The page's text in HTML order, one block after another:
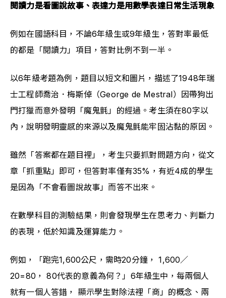
閱讀力是看圖說故事、表達力是用數學表達日常生活現象
例如在國語科目，不論6年級生或9年級生，答對率最低
的都是「閱讀力」項目，答對比例不到一半。
以6年級考題為例，題目以短文和圖片，描述了1948年瑞
士工程師喬治．梅斯倬（George de Mestral）因帶狗出
門打獵而意外發明「魔鬼氈」的經過。考生須在80字以
內，說明發明靈感的來源以及魔鬼氈能牢固沾黏的原因。
雖然「答案都在題目裡」，考生只要抓對問題方向，從文
章「抓重點」即可，但答對率僅有35%，有近4成的學生
是因為「不會看圖說故事」而答不出來。
在數學科目的測驗結果，則會發現學生在思考力、判斷力
的表現，低於知識及運算能力。
例如，「跑完1,600公尺，需時20分鐘， 1,600／
20=80， 80代表的意義為何？」6年級生中，每兩個人
就有一個人答錯， 顯示學生對除法裡「商」的概念、兩